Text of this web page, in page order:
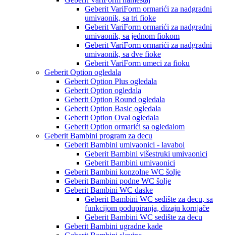
Geberit VariForm ormarići za nadgradni
umivaonik, sa tri fioke
Geberit VariForm ormarići za nadgradni
umivaonik, sa jednom fiokom
Geberit VariForm ormarići za nadgradni
umivaonik, sa dve fioke
Geberit VariForm umeci za fioku
Geberit Option ogledala
Geberit Option Plus ogledala
Geberit Option ogledala
Geberit Option Round ogledala
Geberit Option Basic ogledala
Geberit Option Oval ogledala
Geberit Option ormarići sa ogledalom
Geberit Bambini program za decu
Geberit Bambini umivaonici - lavaboi
Geberit Bambini višestruki umivaonici
Geberit Bambini umivaonici
Geberit Bambini konzolne WC šolje
Geberit Bambini podne WC šolje
Geberit Bambini WC daske
Geberit Bambini WC sedište za decu, sa
funkcijom podupiranja, dizajn kornjače
Geberit Bambini WC sedište za decu
Geberit Bambini ugradne kade